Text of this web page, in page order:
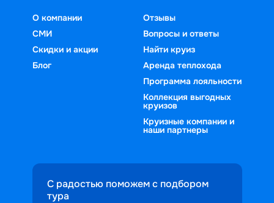
О компании
СМИ
Скидки и акции
Блог
Отзывы
Вопросы и ответы
Найти круиз
Аренда теплохода
Программа лояльности
Коллекция выгодных
круизов
Круизные компании и
наши партнеры
С радостью поможем с подбором
тура